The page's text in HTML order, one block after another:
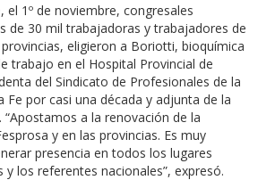
el 1º de noviembre, congresales
de 30 mil trabajadoras y trabajadores de
eligieron a Boriotti, bioquímica
trabajo en el Hospital Provincial de
del Sindicato de Profesionales de la
Fe por casi una década y adjunta de la
“Apostamos a la renovación de la
y en las provincias. Es muy
presencia en todos los lugares
y los referentes nacionales”, expresó.